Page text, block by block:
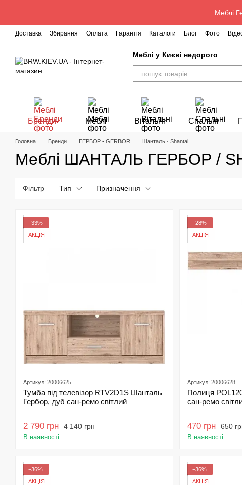
Меблі
Доставка Збирання Оплата Гарантія Каталоги Блог Фото
Меблі у Києві недорого
Бренди Меблі Вітальні Спальні
Головна Бренди ГЕРБОР • GERBOR Шанталь · Shantal
Меблі ШАНТАЛЬ ГЕРБОР /
Фільтр Тип Призначення
−33%
АКЦІЯ
Артикул: 20006625
Тумба під телевізор RTV2D1S Шанталь
Гербор, дуб сан-ремо світлий
4 140 грн
2 790 грн
В наявності
−28%
АКЦІЯ
Артикул: 20006628
Полиця
сан-ремо
650
470 грн
В наявності
−36%
АКЦІЯ
−36%
АКЦІЯ